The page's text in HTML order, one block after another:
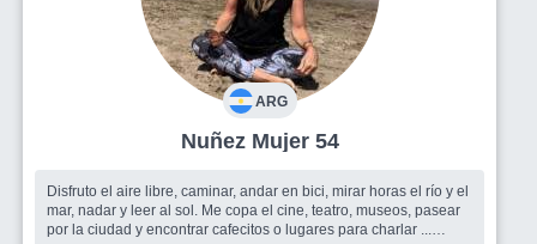
ARG
Nuñez Mujer 54
Disfruto el aire libre, caminar, andar en bici, mirar horas el río y el
mar, nadar y leer al sol. Me copa el cine, teatro, museos, pasear
por la ciudad y encontrar cafecitos o lugares para charlar ...